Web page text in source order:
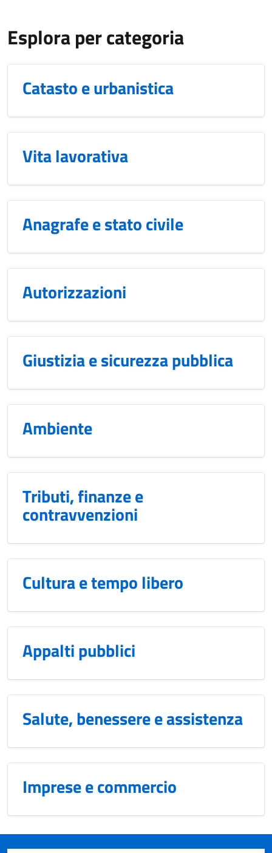
Esplora per categoria
Catasto e urbanistica
Vita lavorativa
Anagrafe e stato civile
Autorizzazioni
Giustizia e sicurezza pubblica
Ambiente
Tributi, finanze e
contravvenzioni
Cultura e tempo libero
Appalti pubblici
Salute, benessere e assistenza
Imprese e commercio